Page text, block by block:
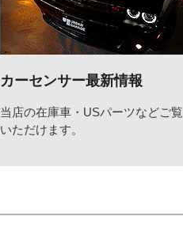
カーセンサー最新情報
当店の在庫車・USパーツなどご覧
いただけます。